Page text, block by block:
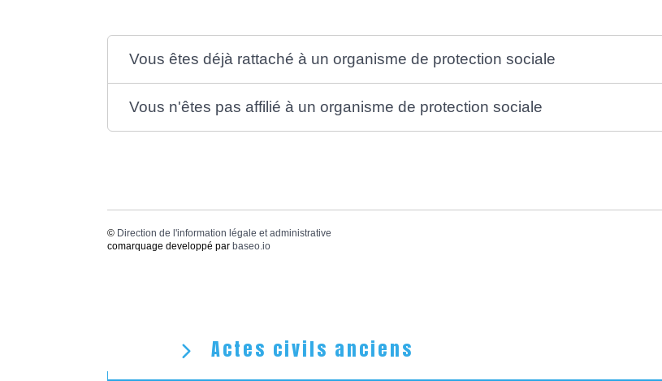
Vous êtes déjà rattaché à un organisme de protection sociale
Vous n'êtes pas affilié à un organisme de protection sociale
© Direction de l'information légale et administrative
comarquage developpé par baseo.io
Actes civils anciens